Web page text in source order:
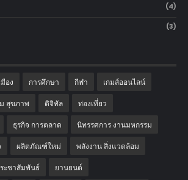
(4)
(3)
อง การศึกษา กีฬา เกมส์ออนไลน์
สุขภาพ ดิจิทัล ท่องเที่ยว
ธุรกิจ การตลาด นิทรรศการ งานมหกรรม
ผลิตภัณฑ์ใหม่ พลังงาน สิ่งแวดล้อม
ะชาสัมพันธ์ ‎ยานยนต์‎